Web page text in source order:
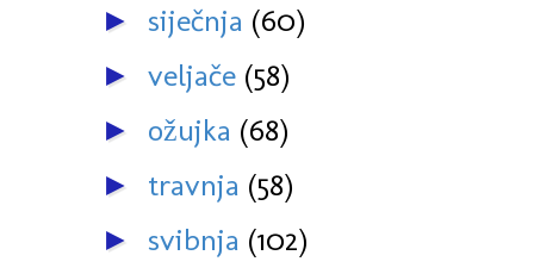
► siječnja (60)
► veljače (58)
► ožujka (68)
► travnja (58)
► svibnja (102)